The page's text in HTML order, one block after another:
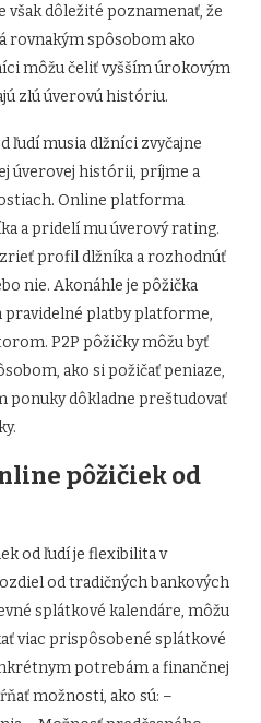
však dôležité poznamenať, že
rovnakým spôsobom ako
môžu čeliť vyšším úrokovým
zlú úverovú históriu.
ľudí musia dlžníci zvyčajne
úverovej histórii, príjme a
Online platforma
a pridelí mu úverový rating.
profil dlžníka a rozhodnúť
nie. Akonáhle je pôžička
pravidelné platby platforme,
P2P pôžičky môžu byť
ako si požičať peniaze,
ponuky dôkladne preštudovať
pôžičiek od
od ľudí je flexibilita v
od tradičných bankových
splátkové kalendáre, môžu
viac prispôsobené splátkové
potrebám a finančnej
možnosti, ako sú: –